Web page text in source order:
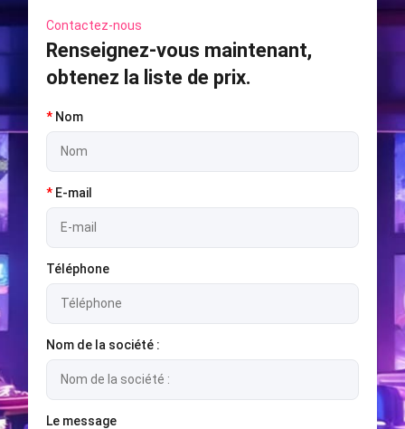
Contactez-nous
Renseignez-vous maintenant,
obtenez la liste de prix.
* Nom
* E-mail
Téléphone
Nom de la société :
Le message